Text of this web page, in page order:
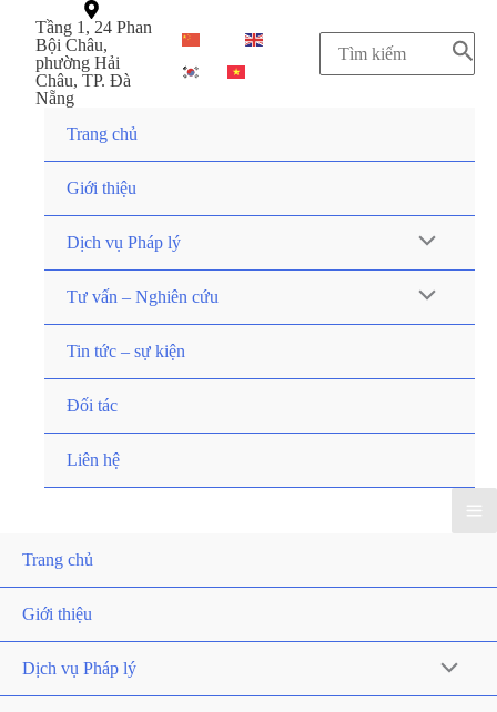
Tầng 1, 24 Phan
Bội Châu,
phường Hải
Châu, TP. Đà
Nẵng
Trang chủ
Giới thiệu
Dịch vụ Pháp lý
Tư vấn – Nghiên cứu
Tin tức – sự kiện
Đối tác
Liên hệ
Trang chủ
Giới thiệu
Dịch vụ Pháp lý